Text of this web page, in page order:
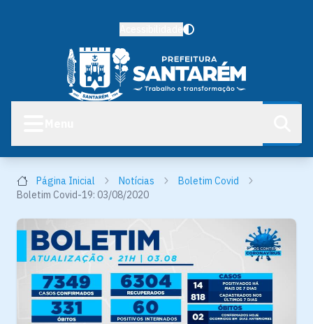
Página Inicial Notícias
Boletim Covid
Boletim Covid-19: 03/08/2020